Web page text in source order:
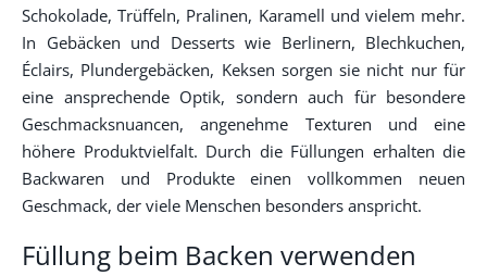
Schokolade, Trüffeln, Pralinen, Karamell und vielem mehr.
In Gebäcken und Desserts wie Berlinern, Blechkuchen,
Éclairs, Plundergebäcken, Keksen sorgen sie nicht nur für
eine ansprechende Optik, sondern auch für besondere
Geschmacksnuancen, angenehme Texturen und eine
höhere Produktvielfalt. Durch die Füllungen erhalten die
Backwaren und Produkte einen vollkommen neuen
Geschmack, der viele Menschen besonders anspricht.
Füllung beim Backen verwenden